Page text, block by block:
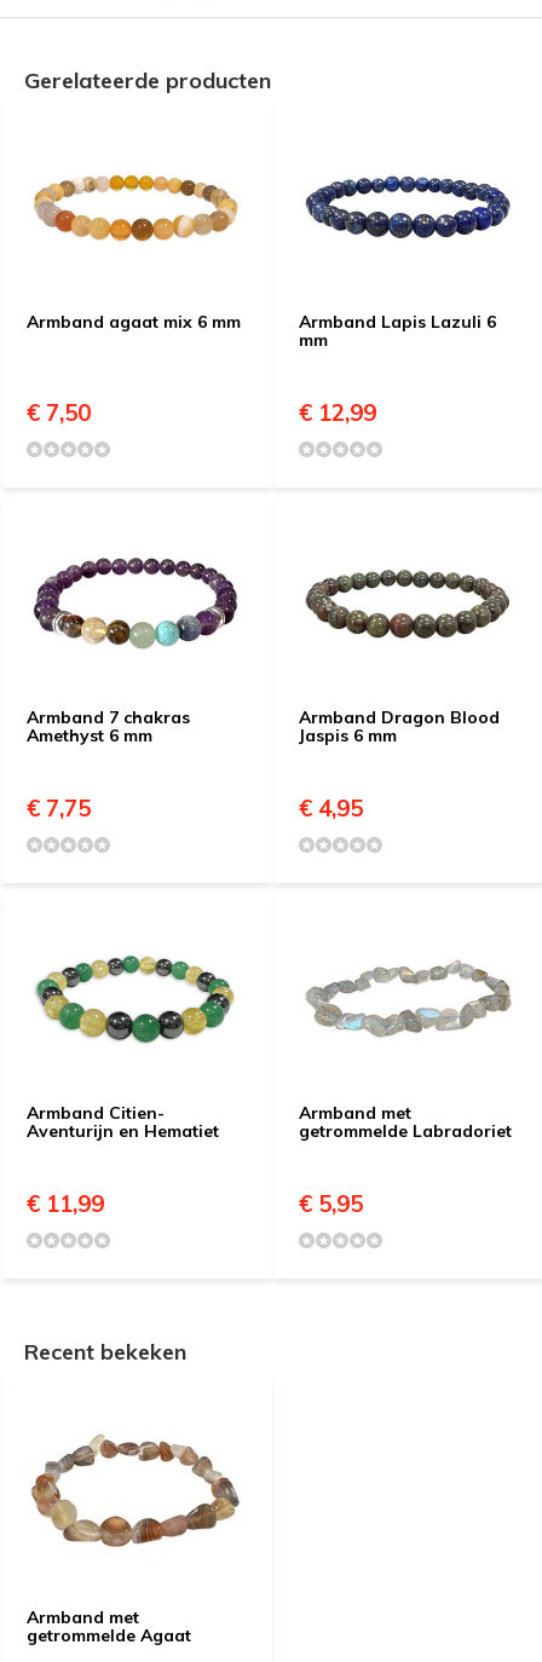
Gerelateerde producten
Armband agaat mix 6 mm
€ 7,50
Armband Lapis Lazuli 6
mm
€ 12,99
Armband 7 chakras
Amethyst 6 mm
€ 7,75
Armband Dragon Blood
Jaspis 6 mm
€ 4,95
Armband Citien-
Aventurijn en Hematiet
€ 11,99
Armband met
getrommelde Labradoriet
€ 5,95
Recent bekeken
Armband met
getrommelde Agaat